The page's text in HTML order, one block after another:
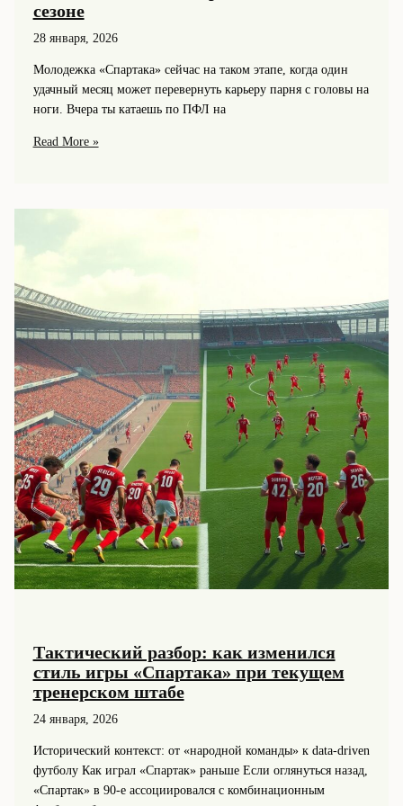
сезоне
28 января, 2026
Молодежка «Спартака» сейчас на таком этапе, когда один
удачный месяц может перевернуть карьеру парня с головы на
ноги. Вчера ты катаешь по ПФЛ на
Молодежь
академии
выстрелить
в
этом
сезоне
Read More »
Тактический разбор: как изменился
стиль игры «Спартака» при текущем
тренерском штабе
24 января, 2026
Исторический контекст: от «народной команды» к data-driven
футболу Как играл «Спартак» раньше Если оглянуться назад,
«Спартак» в 90‑е ассоциировался с комбинационным